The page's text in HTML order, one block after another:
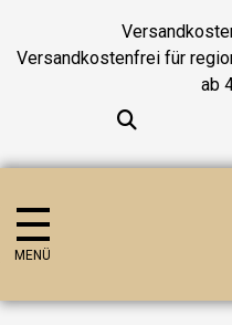
Versandkostenfrei für
ab
MENÜ